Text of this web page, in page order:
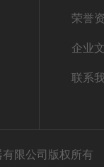
荣誉
企业
联系
有限公司版权所有